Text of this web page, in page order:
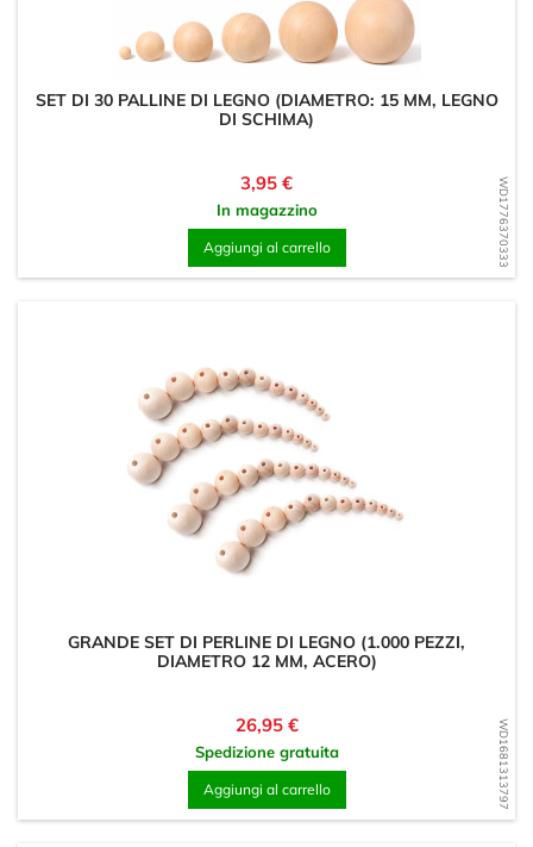
WD1776370333
SET DI 30 PALLINE DI LEGNO (DIAMETRO: 15 MM, LEGNO
DI SCHIMA)
Prezzo
3,95 €
In magazzino
Aggiungi al carrello
WD1681313797
GRANDE SET DI PERLINE DI LEGNO (1.000 PEZZI,
DIAMETRO 12 MM, ACERO)
Prezzo
26,95 €
Spedizione gratuita
Aggiungi al carrello